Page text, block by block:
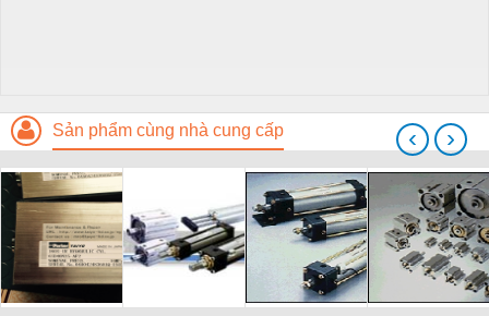
Sản phẩm cùng nhà cung cấp ‹ ›